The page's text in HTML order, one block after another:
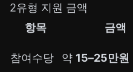
2유형 지원 금액
항목
금액
참여수당 약 15–25만원